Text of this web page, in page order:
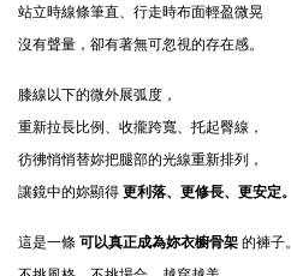
站立時線條筆直、行走時布面輕盈微晃
沒有聲量，卻有著無可忽視的存在感。
膝線以下的微外展弧度，
重新拉長比例、收攏跨寬、托起臀線，
彷彿悄悄替妳把腿部的光線重新排列，
讓鏡中的妳顯得更利落、更修長、更安定。
這是一條可以真正成為妳衣櫥骨架的褲子。